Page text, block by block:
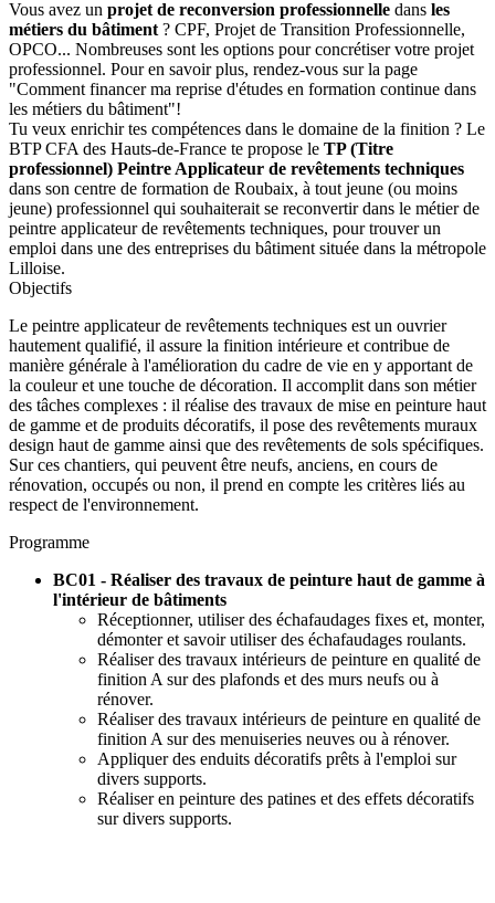
Vous avez un projet de reconversion professionnelle dans les
métiers du bâtiment? CPF, Projet de Transition Professionnelle,
OPCO... Nombreuses sont les options pour concrétiser votre projet
professionnel. Pour en savoir plus, rendez-vous sur la page
"Comment financer ma reprise d'études en formation continue dans
les métiers du bâtiment"!
Tu veux enrichir tes compétences dans le domaine de la finition ? Le
BTP CFA des Hauts-de-France te propose le TP (Titre
professionnel) Peintre Applicateur de revêtements techniques
dans son centre de formation de Roubaix, à tout jeune (ou moins
jeune) professionnel qui souhaiterait se reconvertir dans le métier de
peintre applicateur de revêtements techniques, pour trouver un
emploi dans une des entreprises du bâtiment située dans la métropole
Lilloise.
Objectifs
Le peintre applicateur de revêtements techniques est un ouvrier
hautement qualifié, il assure la finition intérieure et contribue de
manière générale à l'amélioration du cadre de vie en y apportant de
la couleur et une touche de décoration. Il accomplit dans son métier
des tâches complexes : il réalise des travaux de mise en peinture haut
de gamme et de produits décoratifs, il pose des revêtements muraux
design haut de gamme ainsi que des revêtements de sols spécifiques.
Sur ces chantiers, qui peuvent être neufs, anciens, en cours de
rénovation, occupés ou non, il prend en compte les critères liés au
respect de l'environnement.
Programme
BC01 - Réaliser des travaux de peinture haut de gamme à
l'intérieur de bâtiments
Réceptionner, utiliser des échafaudages fixes et, monter,
démonter et savoir utiliser des échafaudages roulants.
Réaliser des travaux intérieurs de peinture en qualité de
finition A sur des plafonds et des murs neufs ou à
rénover.
Réaliser des travaux intérieurs de peinture en qualité de
finition A sur des menuiseries neuves ou à rénover.
Appliquer des enduits décoratifs prêts à l'emploi sur
divers supports.
Réaliser en peinture des patines et des effets décoratifs
sur divers supports.